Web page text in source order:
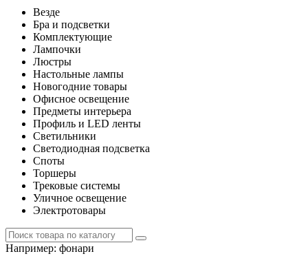
Везде
Бра и подсветки
Комплектующие
Лампочки
Люстры
Настольные лампы
Новогодние товары
Офисное освещение
Предметы интерьера
Профиль и LED ленты
Светильники
Светодиодная подсветка
Споты
Торшеры
Трековые системы
Уличное освещение
Электротовары
Например: фонари